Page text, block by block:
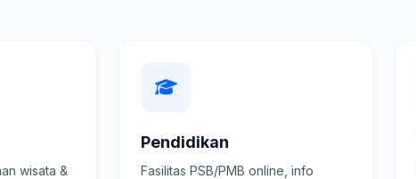
wisata &
Pendidikan
Fasilitas PSB/PMB online, info